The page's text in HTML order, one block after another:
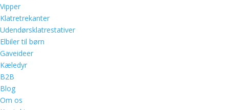
Vipper
Klatretrekanter
Udendørsklatrestativer
Elbiler til børn
Gaveideer
Kæledyr
B2B
Blog
Om os